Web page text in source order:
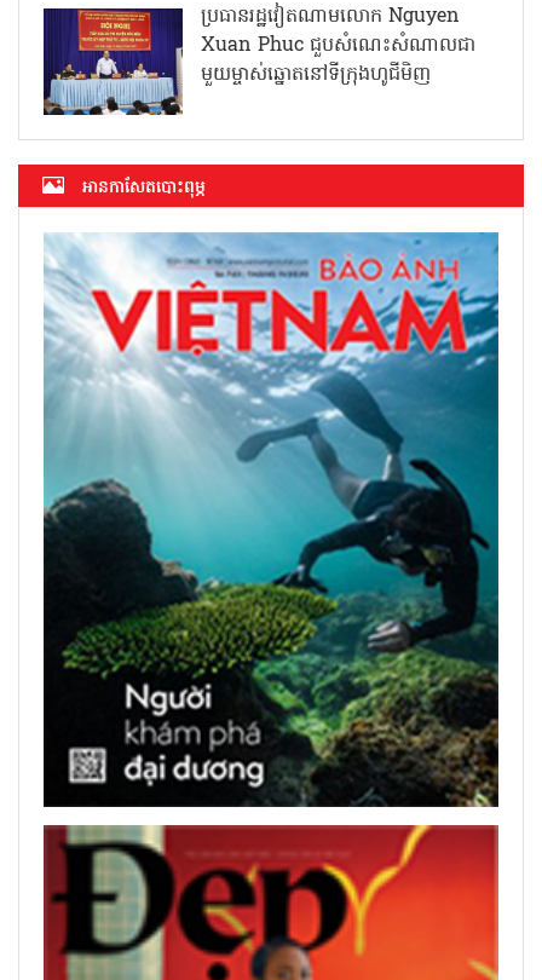
ប្រធានរដ្ឋវៀតណាមលោក Nguyen
Xuan Phuc ជួបសំណេះសំណាលជា
មួយម្ចាស់ឆ្នោតនៅទីក្រុងហូជីមិញ
អាន​កាសែត​បោះពុម្ភ